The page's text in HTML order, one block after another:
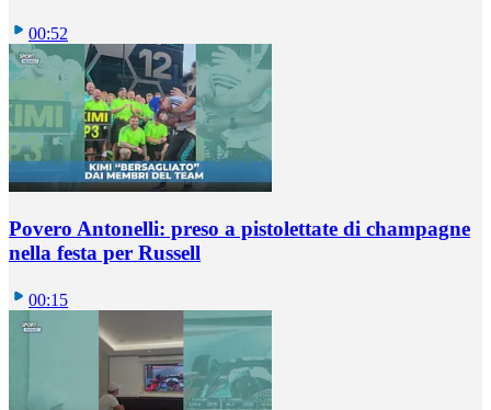
00:52
Povero Antonelli: preso a pistolettate di champagne
nella festa per Russell
00:15